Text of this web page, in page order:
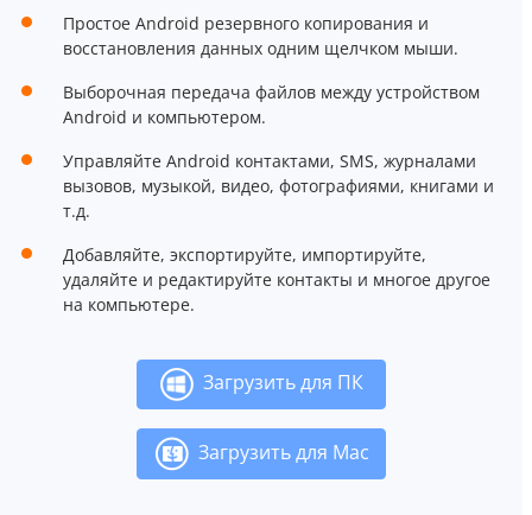
Простое Android резервного копирования и
восстановления данных одним щелчком мыши.
Выборочная передача файлов между устройством
Android и компьютером.
Управляйте Android контактами, SMS, журналами
вызовов, музыкой, видео, фотографиями, книгами и
т.д.
Добавляйте, экспортируйте, импортируйте,
удаляйте и редактируйте контакты и многое другое
на компьютере.
Загрузить для ПК
Загрузить для Mac